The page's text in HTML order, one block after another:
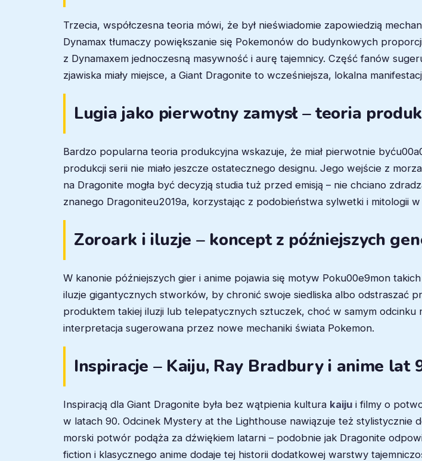
Trzecia, współczesna teoria mówi, że był nieświadomie zapowiedzią
Dynamax tłumaczy powiększanie się Pokemonów do budynkowych
z Dynamaxem jednoczesną masywność i aurę tajemnicy. Część fanów
zjawiska miały miejsce, a Giant Dragonite to wcześniejsza, lokalna
Lugia jako pierwotny zamysł – teoria
Bardzo popularna teoria produkcyjna wskazuje, że miał pierwotnie
produkcji serii nie miało jeszcze ostatecznego designu. Jego wejście z
na Dragonite mogła być decyzją studia tuż przed emisją – nie chciano
znanego Dragoniteu2019a, korzystając z podobieństwa sylwetki i mitologii
Zoroark i iluzje – koncept z późniejszych
W kanonie późniejszych gier i anime pojawia się motyw Poku00e9mon
iluzje gigantycznych stworków, by chronić swoje siedliska albo odstraszać
produktem takiej iluzji lub telepatycznych sztuczek, choć w samym
interpretacja sugerowana przez nowe mechaniki świata Pokemon.
Inspiracje – Kaiju, Ray Bradbury i anime lat
Inspiracją dla Giant Dragonite była bez wątpienia kultura kaiju i filmy o
w latach 90. Odcinek Mystery at the Lighthouse nawiązuje też stylistycznie
morski potwór podąża za dźwiękiem latarni – podobnie jak Dragonite
fiction i klasycznego anime dodaje tej historii dodatkowej warstwy